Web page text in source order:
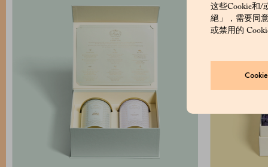
这些Cookie和/
絕」，需要同
或禁用的